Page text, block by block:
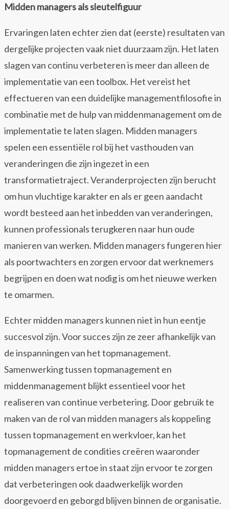
Midden managers als sleutelfiguur
Ervaringen laten echter zien dat (eerste) resultaten van
dergelijke projecten vaak niet duurzaam zijn. Het laten
slagen van continu verbeteren is meer dan alleen de
implementatie van een toolbox. Het vereist het
effectueren van een duidelijke managementfilosofie in
combinatie met de hulp van middenmanagement om de
implementatie te laten slagen. Midden managers
spelen een essentiële rol bij het vasthouden van
veranderingen die zijn ingezet in een
transformatietraject. Veranderprojecten zijn berucht
om hun vluchtige karakter en als er geen aandacht
wordt besteed aan het inbedden van veranderingen,
kunnen professionals terugkeren naar hun oude
manieren van werken. Midden managers fungeren hier
als poortwachters en zorgen ervoor dat werknemers
begrijpen en doen wat nodig is om het nieuwe werken
te omarmen.
Echter midden managers kunnen niet in hun eentje
succesvol zijn. Voor succes zijn ze zeer afhankelijk van
de inspanningen van het topmanagement.
Samenwerking tussen topmanagement en
middenmanagement blijkt essentieel voor het
realiseren van continue verbetering. Door gebruik te
maken van de rol van midden managers als koppeling
tussen topmanagement en werkvloer, kan het
topmanagement de condities creëren waaronder
midden managers ertoe in staat zijn ervoor te zorgen
dat verbeteringen ook daadwerkelijk worden
doorgevoerd en geborgd blijven binnen de organisatie.